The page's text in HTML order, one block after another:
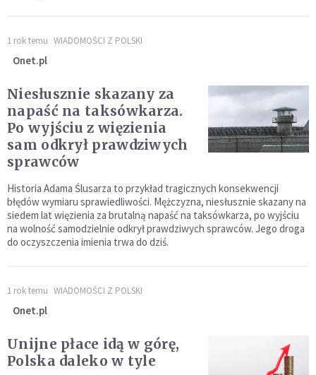
1 rok temu WIADOMOŚCI Z POLSKI
Onet.pl
Niesłusznie skazany za
napaść na taksówkarza.
Po wyjściu z więzienia
sam odkrył prawdziwych
sprawców
Historia Adama Ślusarza to przykład tragicznych konsekwencji
błędów wymiaru sprawiedliwości. Mężczyzna, niesłusznie skazany na
siedem lat więzienia za brutalną napaść na taksówkarza, po wyjściu
na wolność samodzielnie odkrył prawdziwych sprawców. Jego droga
do oczyszczenia imienia trwa do dziś.
1 rok temu WIADOMOŚCI Z POLSKI
Onet.pl
Unijne płace idą w górę,
Polska daleko w tyle